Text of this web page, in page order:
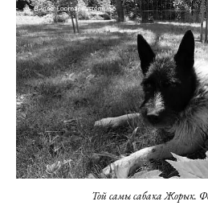
Той самы сабака Жорык.